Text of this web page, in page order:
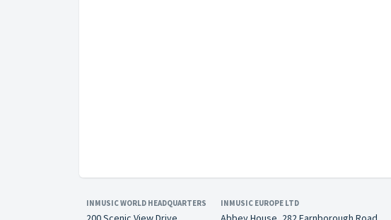
INMUSIC WORLD HEADQUARTERS INMUSIC EUROPE LTD